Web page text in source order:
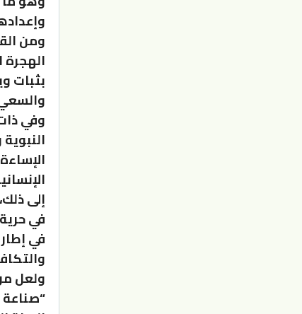
ومن
الهجرة
بثبات
وفي
إلى
في
في
ولعل